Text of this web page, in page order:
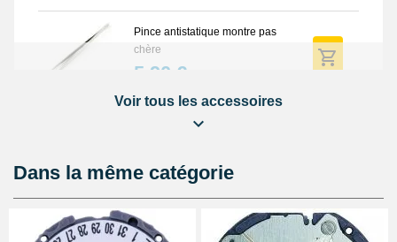
Pince antistatique montre pas
chère
5,90 €
Balle synthétique pas chère
4,90 €
Lunette grossissante - Loupe
Horloger et LED
Voir tous les accessoires
Dans la même catégorie